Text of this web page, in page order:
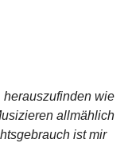
herauszufinden wie
allmählich
ist mir